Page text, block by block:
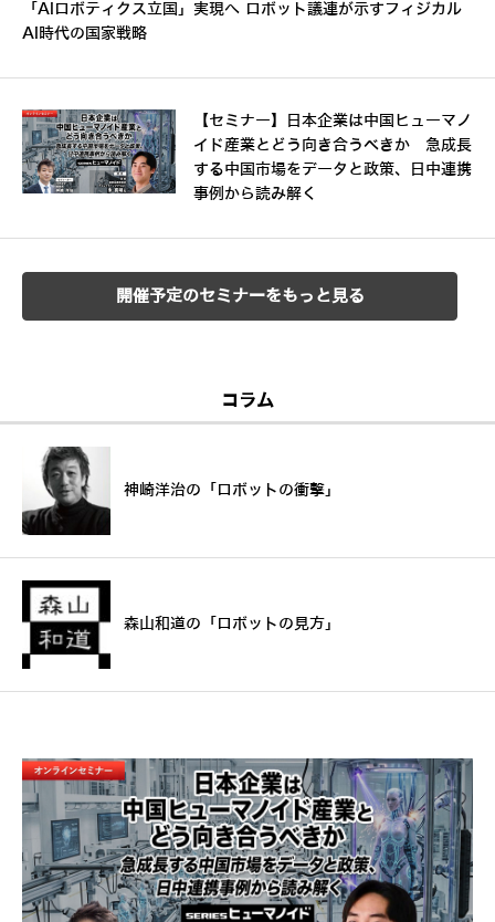
「AIロボティクス立国」実現へ ロボット議連が示すフィジカル
AI時代の国家戦略
【セミナー】日本企業は中国ヒューマノ
イド産業とどう向き合うべきか 急成長
する中国市場をデータと政策、日中連携
事例から読み解く
開催予定のセミナーをもっと見る
コラム
神崎洋治の「ロボットの衝撃」
森山和道の「ロボットの見方」